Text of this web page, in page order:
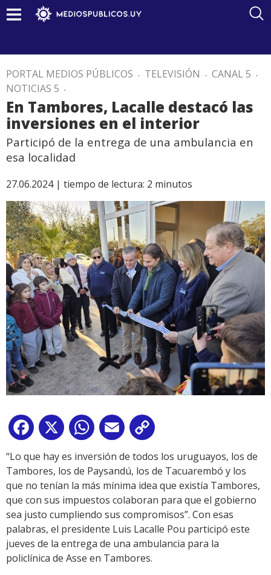
PORTAL MEDIOS PÚBLICOS . TELEVISIÓN . CANAL 5 .
NOTICIAS 5 .
En Tambores, Lacalle destacó las
inversiones en el interior
Participó de la entrega de una ambulancia en
esa localidad
27.06.2024 | tiempo de lectura: 2 minutos
Facebook
X WhatsApp
Email
Link
“Lo que hay es inversión de todos los uruguayos, los de
Tambores, los de Paysandú, los de Tacuarembó y los
que no tenían la más mínima idea que existía Tambores,
que con sus impuestos colaboran para que el gobierno
sea justo cumpliendo sus compromisos”. Con esas
palabras, el presidente Luis Lacalle Pou participó este
jueves de la entrega de una ambulancia para la
policlínica de Asse en Tambores.